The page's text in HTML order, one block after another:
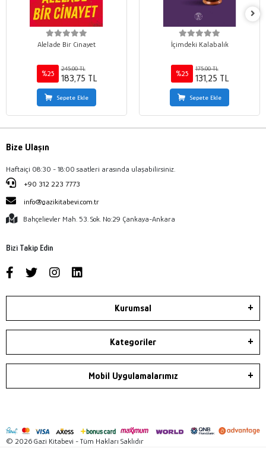
Alelade Bir Cinayet
%25
245,00 TL
183,75 TL
Sepete Ekle
İçimdeki Kalabalık
%25
175,00 TL
131,25 TL
Sepete Ekle
Bize Ulaşın
Haftaiçi 08:30 - 18:00 saatleri arasında ulaşabilirsiniz.
+90 312 223 7773
info@gazikitabevi.com.tr
Bahçelievler Mah. 53. Sok. No:29 Çankaya-Ankara
Bizi Takip Edin
Kurumsal
Kategoriler
Mobil Uygulamalarımız
© 2026 Gazi Kitabevi - Tüm Hakları Saklıdır